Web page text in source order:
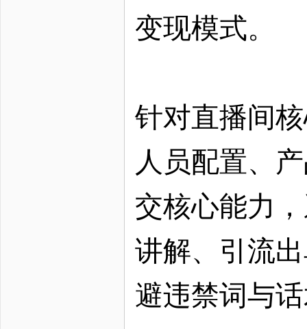
变现模式。
针对直播间
人员配置、
交核心能力
讲解、引流
避违禁词与